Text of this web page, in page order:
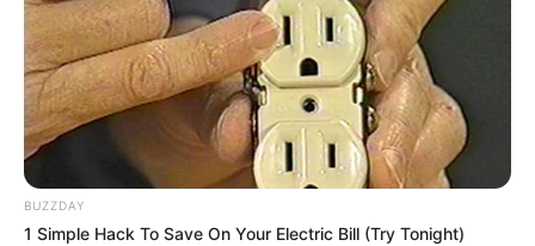
Ανοιχτή επιστολή
υγειονομικών προς Πλεύρη:
Να επιστρέψουμε στη
δουλειά μας – Οι...
ΝΙΚΟΣ ΑΝΤΩΝΙΑΔΗΣ: Η
ΕΠΙΣΤΟΛΗ ΠΑΡΑΙΤΗΣΗΣ ΜΟΥ
ΑΠΟ ΤΗ ΝΟΜΙΚΗ
BUZZDAY
1 Simple Hack To Save On Your Electric Bill (Try Tonight)